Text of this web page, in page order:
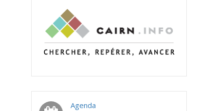
Agenda